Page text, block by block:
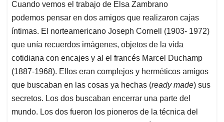
s
A
p
p
b
o
o
k
e
d
I
n
l
a
d
s
Cuando vemos el trabajo de Elsa Zambrano
podemos pensar en dos amigos que realizaron cajas
íntimas. El norteamericano Joseph Cornell (1903- 1972)
que unía recuerdos imágenes, objetos de la vida
cotidiana con encajes y al el francés Marcel Duchamp
(1887-1968). Ellos eran complejos y herméticos amigos
que buscaban en las cosas ya hechas (ready made) sus
secretos. Los dos buscaban encerrar una parte del
mundo. Los dos fueron los pioneros de la técnica del